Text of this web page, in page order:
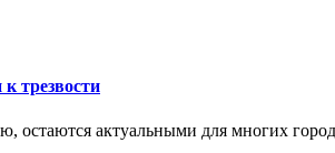
трезвости
остаются актуальными для многих